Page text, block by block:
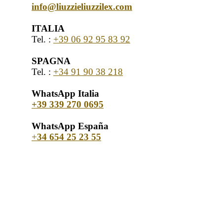
info@liuzzieliuzzilex.com
ITALIA
Tel. : +39 06 92 95 83 92
SPAGNA
Tel. : +34 91 90 38 218
WhatsApp Italia
+39 339 270 0695
WhatsApp España
+34 654 25 23 55